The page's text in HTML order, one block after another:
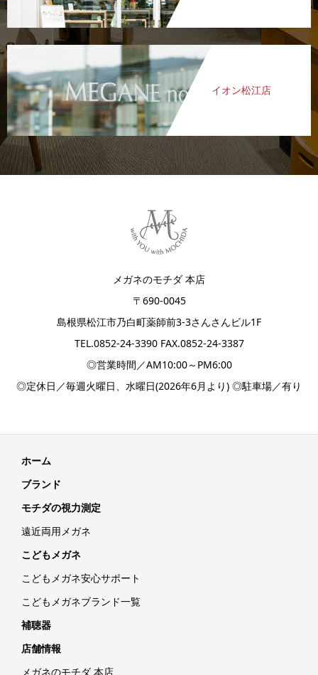
イオン松江店
メガネのモチダ 本店
〒690-0045
島根県松江市乃白町薬師前3-3さんさんビル1F
TEL.0852-24-3390FAX.0852-24-3387
◎営業時間／AM10:00～PM6:00
◎定休日／毎週火曜日、水曜日(2026年6月より) ◎駐車場／有り
ホーム
ブランド
モチダの視力測定
遠近両用メガネ
こどもメガネ
こどもメガネ安心サポート
こどもメガネブランド一覧
補聴器
店舗情報
メガネのモチダ 本店